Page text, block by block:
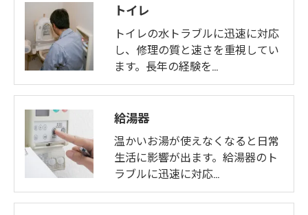
トイレ
トイレの水トラブルに迅速に対応
し、修理の質と速さを重視してい
ます。長年の経験を…
給湯器
温かいお湯が使えなくなると日常
生活に影響が出ます。給湯器のト
ラブルに迅速に対応…
ご相談はこちら